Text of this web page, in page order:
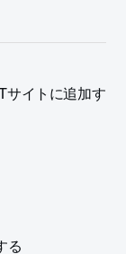
イトに追加す
る